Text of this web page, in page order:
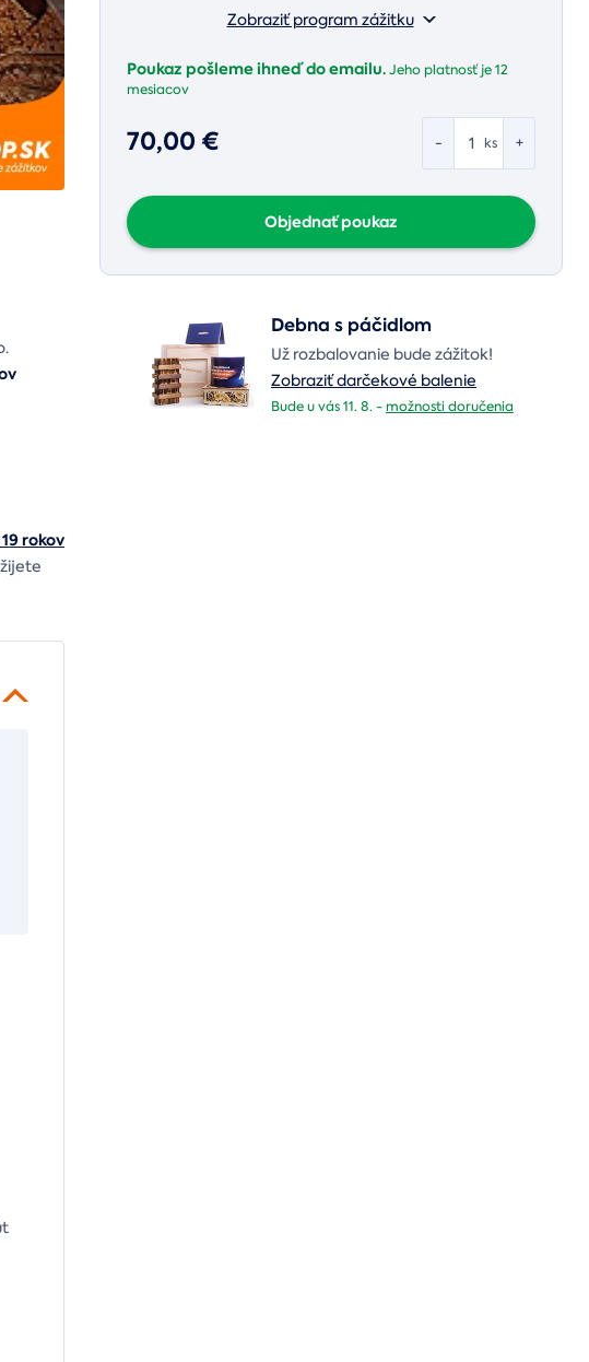
Zobraziť program zážitku
Poukaz pošleme ihneď do emailu.Jeho platnosť je12
mesiacov
- +
ks
70,00 €
Objednať poukaz
Debna s páčidlom
Už rozbalovanie bude zážitok!
Zobraziť darčekové balenie
Bude u vás 11. 8. -možnosti doručenia
rokov